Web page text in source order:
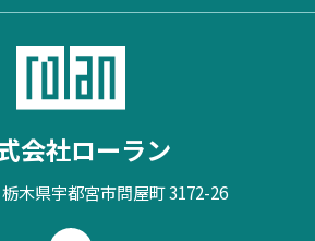
会社ローラン
木県宇都宮市問屋町 3172-26